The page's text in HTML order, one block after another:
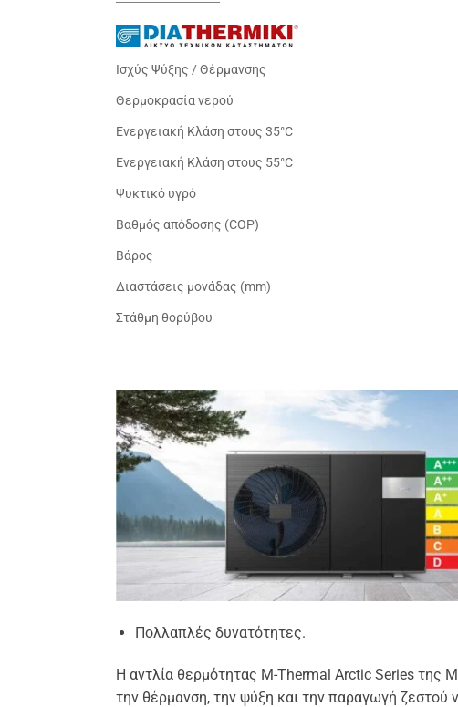
Ισχύς Ψύξης / Θέρμανσης
Θερμοκρασία νερού
Ενεργειακή Κλάση στους 35°C
Ενεργειακή Κλάση στους 55°C
Ψυκτικό υγρό
Βαθμός απόδοσης (COP)
Βάρος
Διαστάσεις μονάδας (mm)
Στάθμη θορύβου
Πολλαπλές δυνατότητες.
Η αντλία θερμότητας M-Thermal Arctic Series της
την θέρμανση, την ψύξη και την παραγωγή